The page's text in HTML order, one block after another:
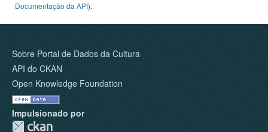
Documentação da API).
Sobre Portal de Dados da Cultura
API do CKAN
Open Knowledge Foundation
Impulsionado por